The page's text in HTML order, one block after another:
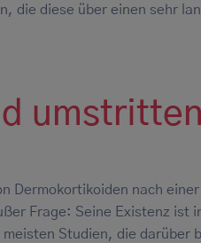
die diese über einen sehr
Dermokortikoiden nach
Frage: Seine Existenz ist
Studien, die darüber